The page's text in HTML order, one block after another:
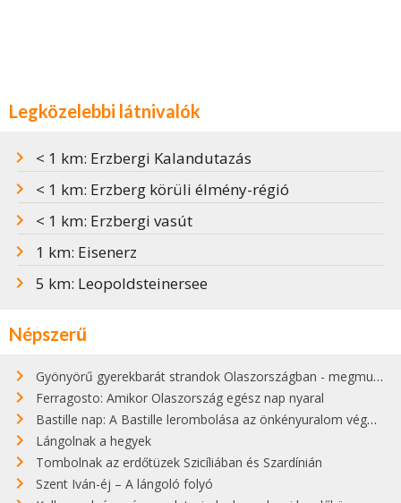
Legközelebbi látnivalók
< 1 km: Erzbergi Kalandutazás
< 1 km: Erzberg körüli élmény-régió
< 1 km: Erzbergi vasút
1 km: Eisenerz
5 km: Leopoldsteinersee
Népszerű
Gyönyörű gyerekbarát strandok Olaszországban - megmutatjuk a 15 legjobbat
Ferragosto: Amikor Olaszország egész nap nyaral
Bastille nap: A Bastille lerombolása az önkényuralom végét jelentette
Lángolnak a hegyek
Tombolnak az erdőtüzek Szicíliában és Szardínián
Szent Iván-éj – A lángoló folyó